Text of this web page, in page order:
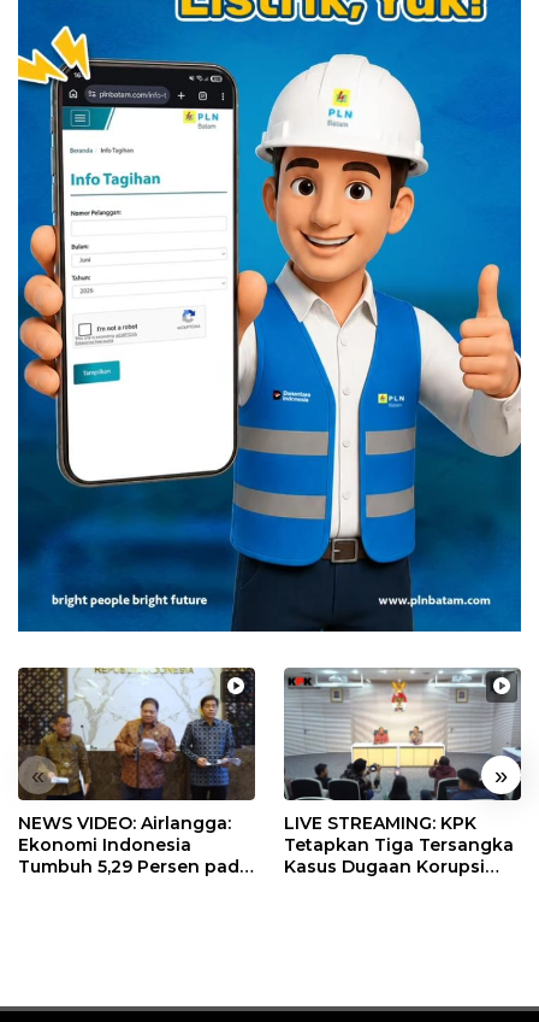
« »
NEWS VIDEO: Airlangga:
Ekonomi Indonesia
Tumbuh 5,29 Persen pada
LIVE STREAMING: KPK
Tetapkan Tiga Tersangka
Kasus Dugaan Korupsi